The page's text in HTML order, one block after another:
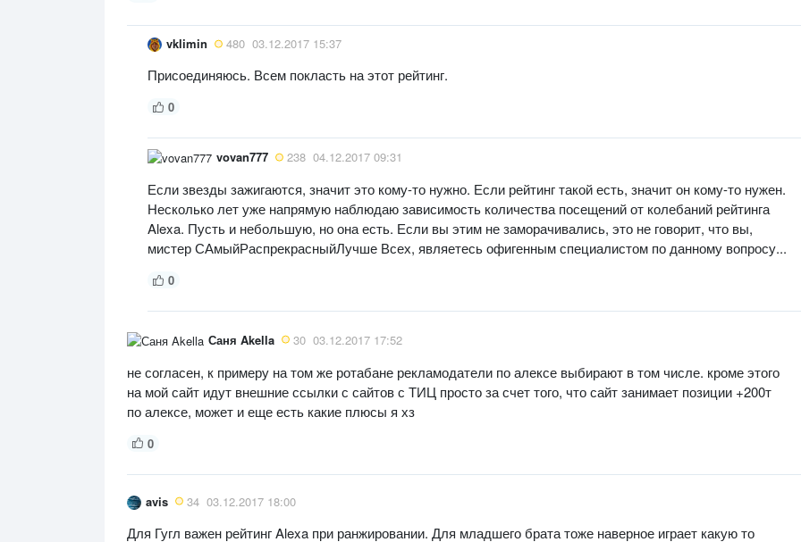
vklimin 480 03.12.2017 15:37
Присоединяюсь. Всем покласть на этот рейтинг.
0
vovan777 238 04.12.2017 09:31
Если звезды зажигаются, значит это кому-то нужно. Если рейтинг такой есть, значит он кому-то нужен.
Несколько лет уже напрямую наблюдаю зависимость количества посещений от колебаний рейтинга
Alexa. Пусть и небольшую, но она есть. Если вы этим не заморачивались, это не говорит, что вы,
мистер САмыйРаспрекрасныйЛучше Всех, являетесь офигенным специалистом по данному вопросу...
0
Саня Akella 30 03.12.2017 17:52
не согласен, к примеру на том же ротабане рекламодатели по алексе выбирают в том числе. кроме этого
на мой сайт идут внешние ссылки с сайтов с ТИЦ просто за счет того, что сайт занимает позиции +200т
по алексе, может и еще есть какие плюсы я хз
0
avis 34 03.12.2017 18:00
Для Гугл важен рейтинг Alexa при ранжировании. Для младшего брата тоже наверное играет какую то